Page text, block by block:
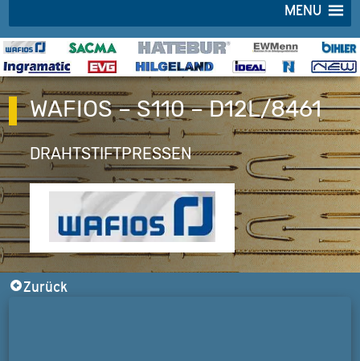
MENU
WAFIOS – S110 – D12L/8461
DRAHTSTIFTPRESSEN
Zurück